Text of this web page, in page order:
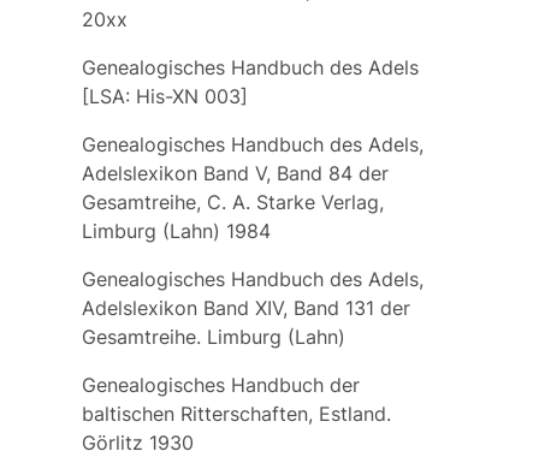
20xx
Genealogisches Handbuch des Adels
[LSA: His-XN 003]
Genealogisches Handbuch des Adels,
Adelslexikon Band V, Band 84 der
Gesamtreihe, C. A. Starke Verlag,
Limburg (Lahn) 1984
Genealogisches Handbuch des Adels,
Adelslexikon Band XIV, Band 131 der
Gesamtreihe. Limburg (Lahn)
Genealogisches Handbuch der
baltischen Ritterschaften, Estland.
Görlitz 1930